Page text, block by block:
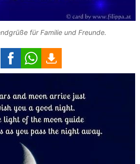
für Familie und Freunde.